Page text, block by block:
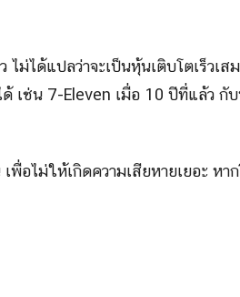
ม่ได้แปลว่าจะเป็นหุ้นเติบโตเร็วเส
ด้ เช่น 7-Eleven เมื่อ 10 ปีที่แล้ว กั
พื่อไม่ให้เกิดความเสียหายเยอะ หา